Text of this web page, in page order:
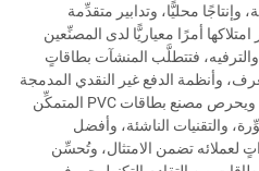
محليًّا، وتدابير متقدِّمة
أمرًا معياريًّا لدى المصنِّعين
فتتطلَّب المنشآت بطاقاتٍ
وأنظمة الدفع غير النقدي المدمجة
في منصات إدارة الضيوف الشاملة. ويحرص مصنع بطاقات PVC المتمكِّن
والتقنيات الناشئة، وأفضل
لعملائه تضمن الامتثال، وتُحسِّن